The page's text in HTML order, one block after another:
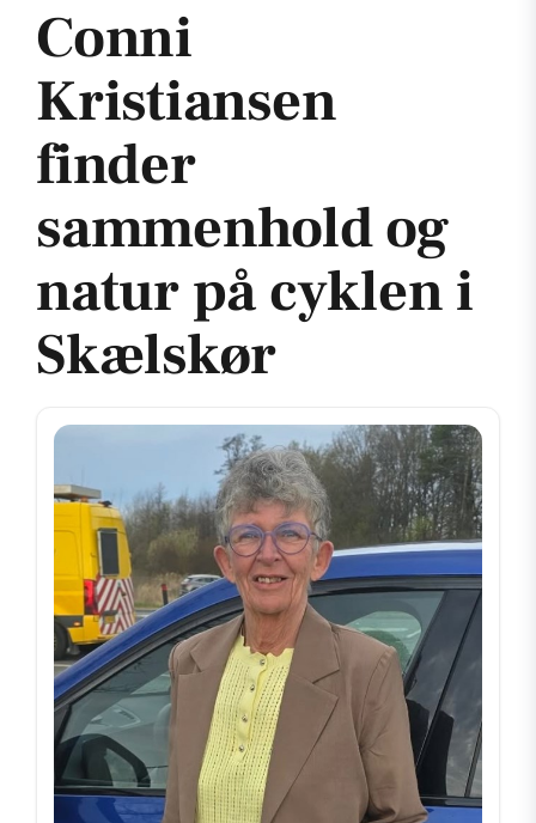
Conni
Kristiansen
finder
sammenhold og
natur på cyklen i
Skælskør